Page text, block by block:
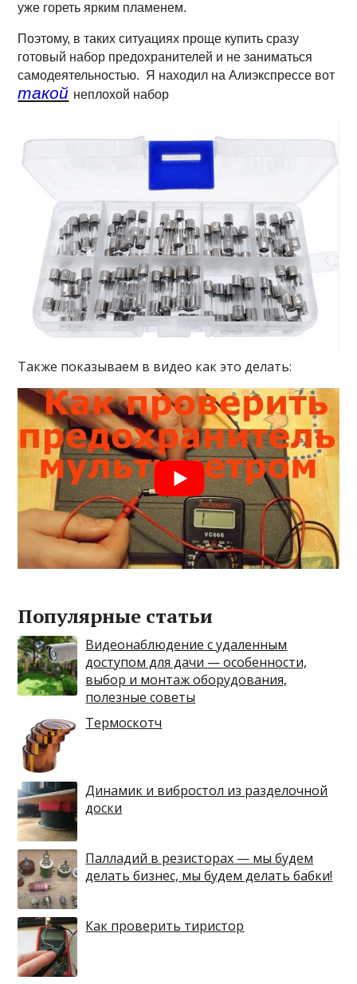
уже гореть ярким пламенем.
Поэтому, в таких ситуациях проще купить сразу
готовый набор предохранителей и не заниматься
самодеятельностью. Я находил на Алиэкспрессе вот
такой неплохой набор
Также показываем в видео как это делать:
Популярные статьи
Видеонаблюдение с удаленным
доступом для дачи — особенности,
выбор и монтаж оборудования,
полезные советы
Термоскотч
Динамик и вибростол из разделочной
доски
Палладий в резисторах — мы будем
делать бизнес, мы будем делать бабки!
Как проверить тиристор